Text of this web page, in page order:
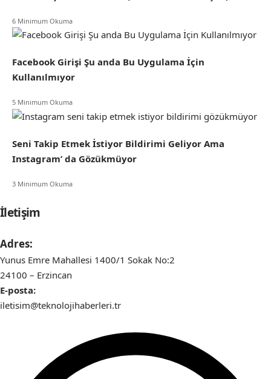
6 Minimum Okuma
Facebook Girişi Şu anda Bu Uygulama İçin
Kullanılmıyor
5 Minimum Okuma
Seni Takip Etmek İstiyor Bildirimi Geliyor Ama
Instagram’ da Gözükmüyor
3 Minimum Okuma
İletişim
Adres:
Yunus Emre Mahallesi 1400/1 Sokak No:2
24100 – Erzincan
E-posta:
iletisim@teknolojihaberleri.tr